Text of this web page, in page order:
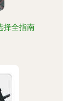
择全指南